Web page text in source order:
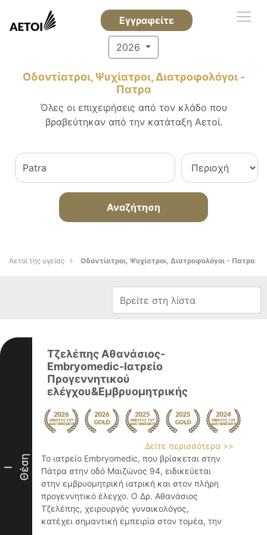
Εγγραφείτε
2026
Οδοντίατροι, Ψυχίατροι, Διατροφολόγοι -
Πατρα
Όλες οι επιχειρήσεις από τον κλάδο που
βραβεύτηκαν από την κατάταξη Αετοί.
Αναζήτηση
Αετοί της υγείας Οδοντίατροι, Ψυχίατροι, Διατροφολόγοι - Πατρα
I Θέση
Τζελέπης Αθανάσιος-
Embryomedic-Ιατρείο
Προγεννητικού
ελέγχου&Εμβρυομητρικής
Δείτε περισσότερα >>
Το ιατρείο Embryomedic, που βρίσκεται στην
Πάτρα στην οδό Μαιζώνος 94, ειδικεύεται
στην εμβρυομητρική ιατρική και στον πλήρη
προγεννητικό έλεγχο. Ο Δρ. Αθανάσιος
Τζελέπης, χειρουργός γυναικολόγος,
κατέχει σημαντική εμπειρία στον τομέα, την